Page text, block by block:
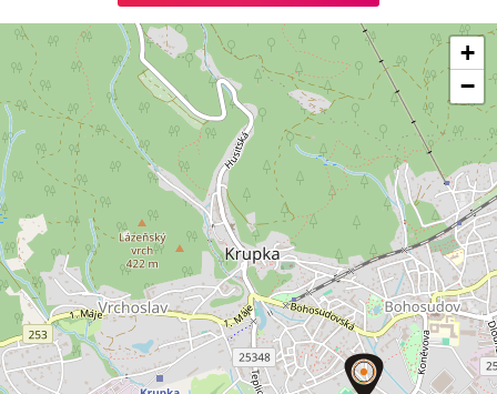
+
−